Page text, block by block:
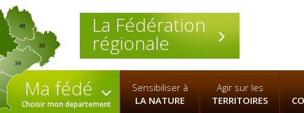
La Fédération
régionale
30
34
48
Ma fédé
Choisir mon departement
Sensibiliser à
LA NATURE
Agir sur les
TERRITOIRES